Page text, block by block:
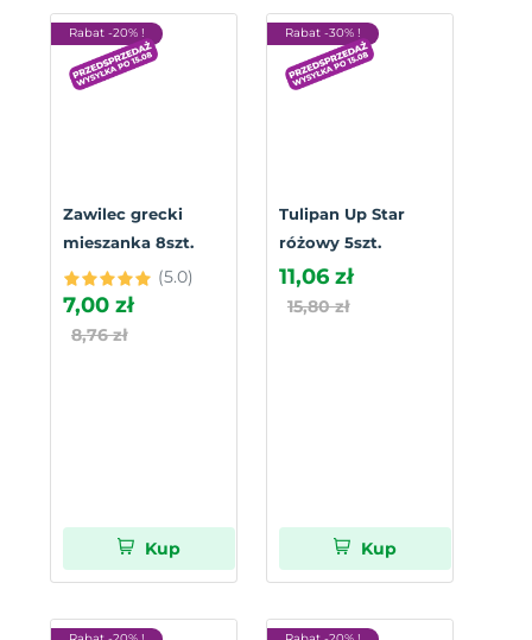
Rabat -20% !
Zawilec grecki
mieszanka 8szt.
(5.0)
7,00 zł
8,76 zł
Kup
Rabat -30% !
Tulipan Up Star
różowy 5szt.
11,06 zł
15,80 zł
Kup